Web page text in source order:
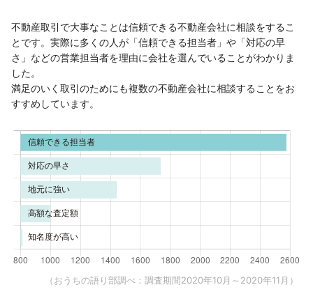
不動産取引で大事なことは信頼できる不動産会社に相談をするこ
とです。実際に多くの人が「信頼できる担当者」や「対応の早
さ」などの営業担当者を理由に会社を選んでいることがわかりま
した。
満足のいく取引のためにも複数の不動産会社に相談することをお
すすめしています。
（おうちの語り部調べ：調査期間2020年10月～2020年11月）